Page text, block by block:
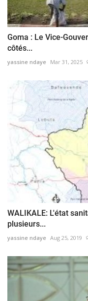
Goma : Le Vice-
côtés...
yassine ndaye Mar 31, 2025
WALIKALE: L'état
plusieurs...
yassine ndaye Aug 25, 2019